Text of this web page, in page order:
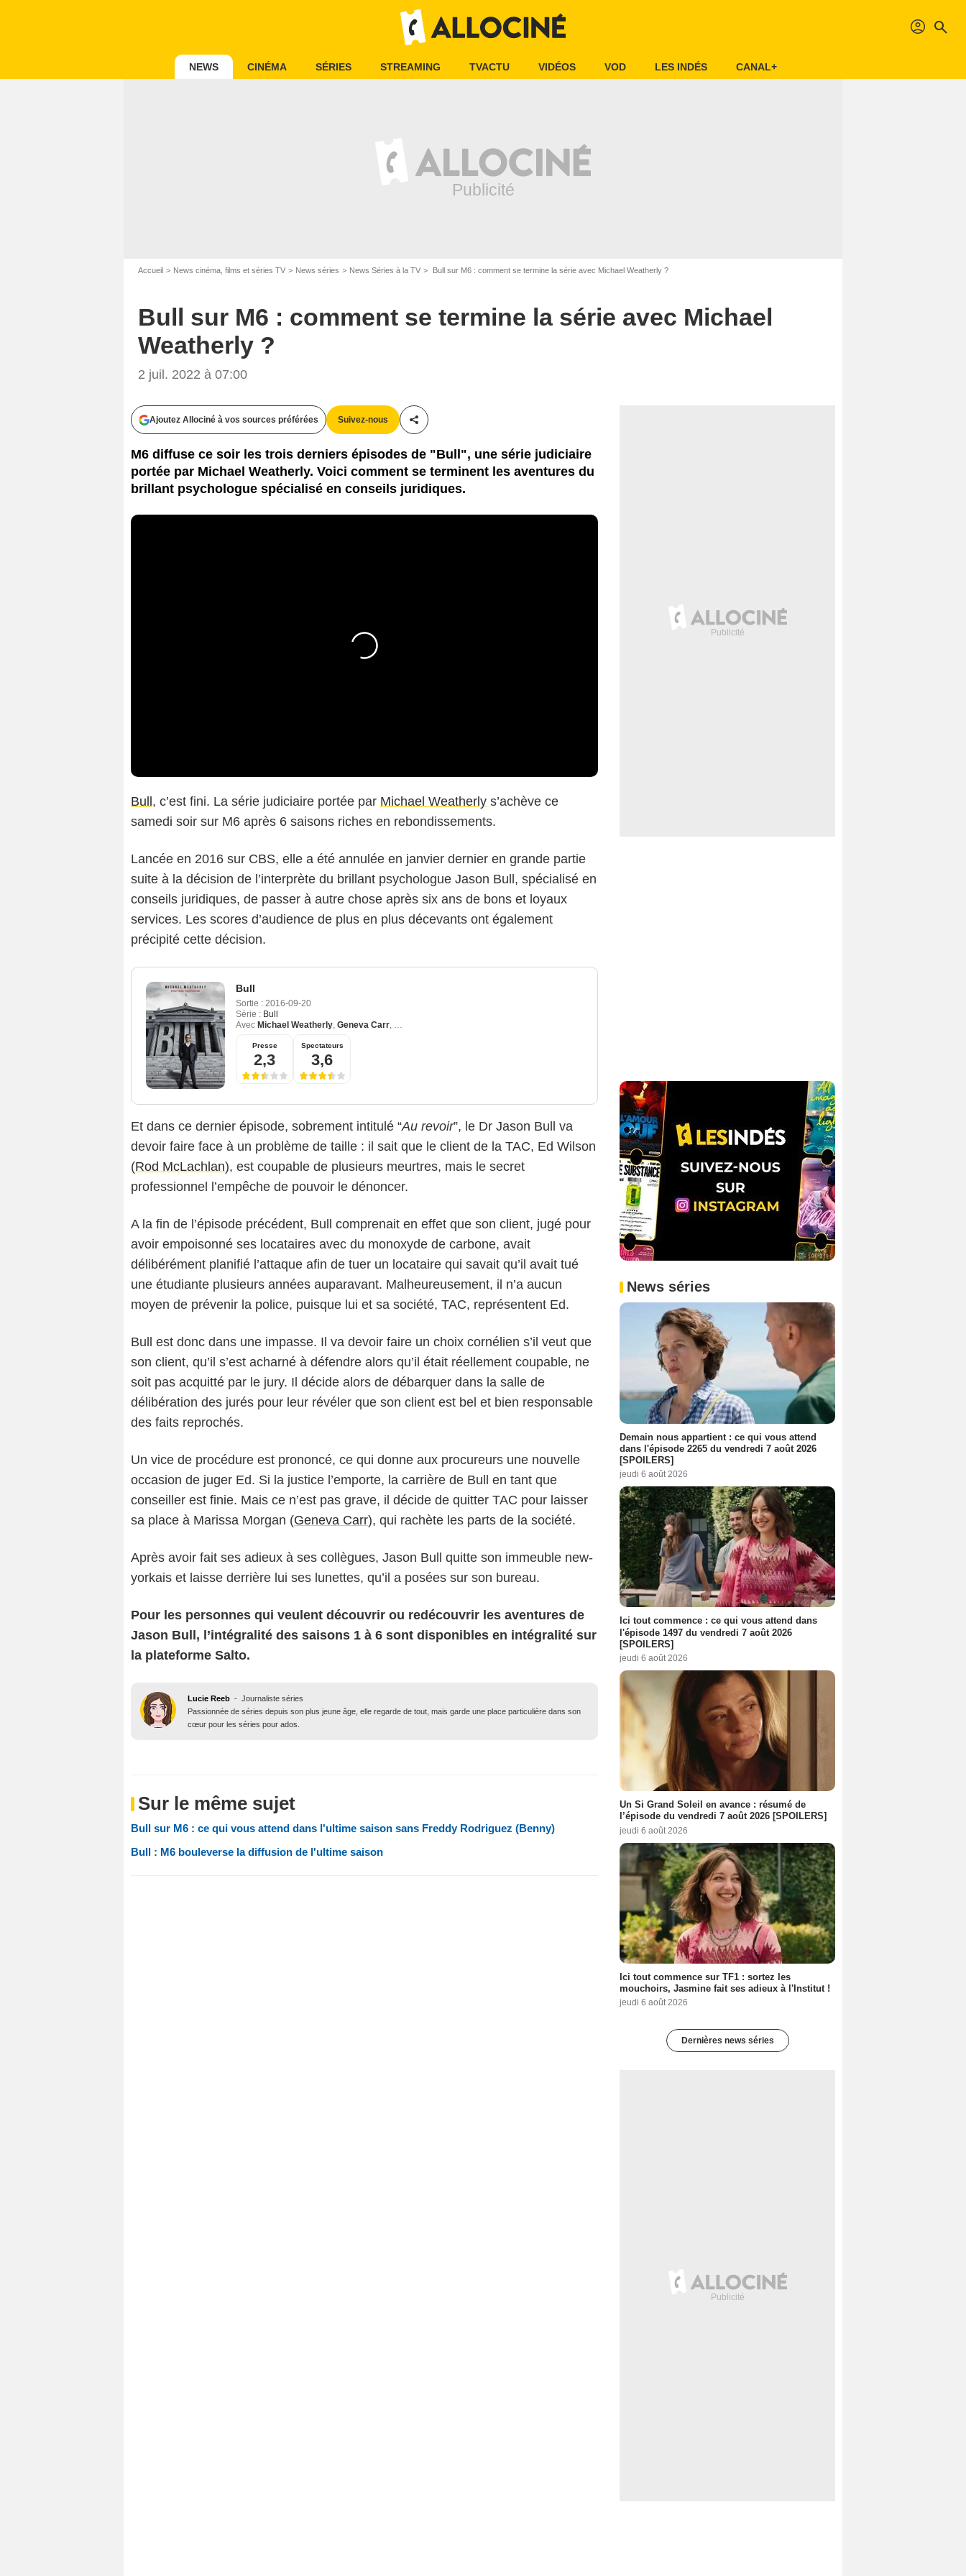
profil search
NEWS CINÉMA SÉRIES STREAMING TVACTU VIDÉOS VOD LES INDÉS CANAL+
Accueil News cinéma, films et séries TV News séries News Séries à la TV Bull sur M6 : comment se termine la série avec Michael Weatherly ?
Bull sur M6 : comment se termine la série avec Michael
Weatherly ?
2 juil. 2022 à 07:00
Ajoutez Allociné à vos sources préférées Suivez-nous
Partager cet article
M6 diffuse ce soir les trois derniers épisodes de "Bull", une série judiciaire
portée par Michael Weatherly. Voici comment se terminent les aventures du
brillant psychologue spécialisé en conseils juridiques.
Bull , c’est fini. La série judiciaire portée par Michael Weatherly s’achève ce
samedi soir sur M6 après 6 saisons riches en rebondissements.
Lancée en 2016 sur CBS, elle a été annulée en janvier dernier en grande partie
suite à la décision de l’interprète du brillant psychologue Jason Bull, spécialisé en
conseils juridiques, de passer à autre chose après six ans de bons et loyaux
services. Les scores d’audience de plus en plus décevants ont également
précipité cette décision.
Bull
Sortie : 2016-09-20
Série : Bull
Avec Michael Weatherly, Geneva Carr, Yara Martinez
Presse
2,3
Spectateurs
3,6
Et dans ce dernier épisode, sobrement intitulé “Au revoir”, le Dr Jason Bull va
devoir faire face à un problème de taille : il sait que le client de la TAC, Ed Wilson
(Rod McLachlan), est coupable de plusieurs meurtres, mais le secret
professionnel l’empêche de pouvoir le dénoncer.
A la fin de l’épisode précédent, Bull comprenait en effet que son client, jugé pour
avoir empoisonné ses locataires avec du monoxyde de carbone, avait
délibérément planifié l’attaque afin de tuer un locataire qui savait qu’il avait tué
une étudiante plusieurs années auparavant. Malheureusement, il n’a aucun
moyen de prévenir la police, puisque lui et sa société, TAC, représentent Ed.
Bull est donc dans une impasse. Il va devoir faire un choix cornélien s’il veut que
son client, qu’il s’est acharné à défendre alors qu’il était réellement coupable, ne
soit pas acquitté par le jury. Il décide alors de débarquer dans la salle de
délibération des jurés pour leur révéler que son client est bel et bien responsable
des faits reprochés.
Un vice de procédure est prononcé, ce qui donne aux procureurs une nouvelle
occasion de juger Ed. Si la justice l’emporte, la carrière de Bull en tant que
conseiller est finie. Mais ce n’est pas grave, il décide de quitter TAC pour laisser
sa place à Marissa Morgan (Geneva Carr), qui rachète les parts de la société.
Après avoir fait ses adieux à ses collègues, Jason Bull quitte son immeuble new-
yorkais et laisse derrière lui ses lunettes, qu’il a posées sur son bureau.
Pour les personnes qui veulent découvrir ou redécouvrir les aventures de
Jason Bull, l’intégralité des saisons 1 à 6 sont disponibles en intégralité sur
la plateforme Salto.
Lucie Reeb - Journaliste séries
Passionnée de séries depuis son plus jeune âge, elle regarde de tout, mais garde une place particulière dans son
cœur pour les séries pour ados.
Sur le même sujet
Bull sur M6 : ce qui vous attend dans l'ultime saison sans Freddy Rodriguez (Benny)
Bull : M6 bouleverse la diffusion de l'ultime saison
News séries
Demain nous appartient : ce qui vous attend
dans l'épisode 2265 du vendredi 7 août 2026
[SPOILERS]
jeudi 6 août 2026
Ici tout commence : ce qui vous attend dans
l'épisode 1497 du vendredi 7 août 2026
[SPOILERS]
jeudi 6 août 2026
Un Si Grand Soleil en avance : résumé de
l’épisode du vendredi 7 août 2026 [SPOILERS]
jeudi 6 août 2026
Ici tout commence sur TF1 : sortez les
mouchoirs, Jasmine fait ses adieux à l'Institut !
jeudi 6 août 2026
Dernières news séries